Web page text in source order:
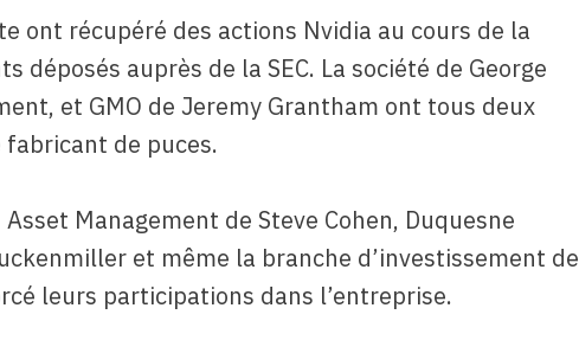
ont récupéré des actions Nvidia au cours de la
déposés auprès de la SEC. La société de George
et GMO de Jeremy Grantham ont tous deux
de puces.
Management de Steve Cohen, Duquesne
et même la branche d’investissement de
leurs participations dans l’entreprise.